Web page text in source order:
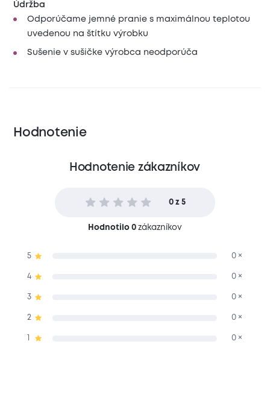
Údržba
Odporúčame jemné pranie s maximálnou teplotou
uvedenou na štítku výrobku
Sušenie v sušičke výrobca neodporúča
Hodnotenie
Hodnotenie zákazníkov
0 z 5
Hodnotilo 0zákazníkov
5 0 ×
4 0 ×
3 0 ×
2 0 ×
0 ×